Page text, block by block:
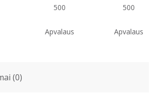
500 500
Apvalaus Apvalaus
(0)